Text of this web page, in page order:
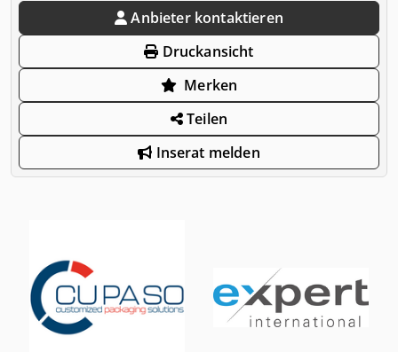
Anbieter kontaktieren
Druckansicht
Merken
Teilen
Inserat melden